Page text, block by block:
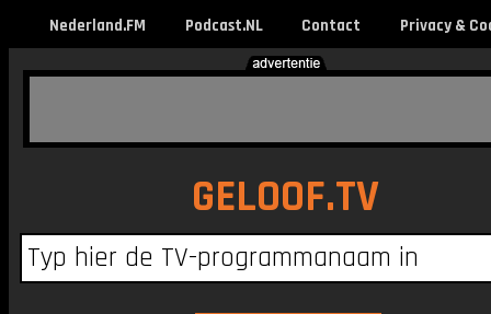
Nederland.FM Podcast.NL Contact Privacy &
GELOOF.TV